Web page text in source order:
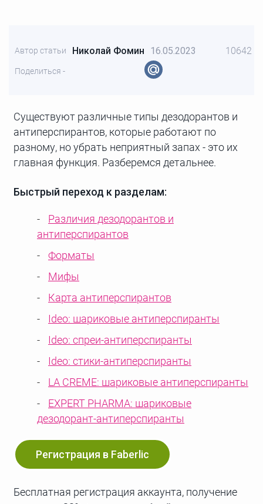
Автор статьи Николай Фомин 16.05.2023 10642
Поделиться -
Существуют различные типы дезодорантов и
антиперспирантов, которые работают по
разному, но убрать неприятный запах - это их
главная функция. Разберемся детальнее.
Быстрый переход к разделам:
Различия дезодорантов и
антиперспирантов
Форматы
Мифы
Карта антиперспирантов
Ideo: шариковые антиперспиранты
Ideo: спреи-антиперспиранты
Ideo: стики-антиперспиранты
LA CREME: шариковые антиперспиранты
EXPERT PHARMA: шариковые
дезодорант-антиперспиранты
Регистрация в Faberlic
Бесплатная регистрация аккаунта, получение